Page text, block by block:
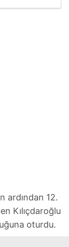
ardından 12.
Kılıçdaroğlu
oturdu.